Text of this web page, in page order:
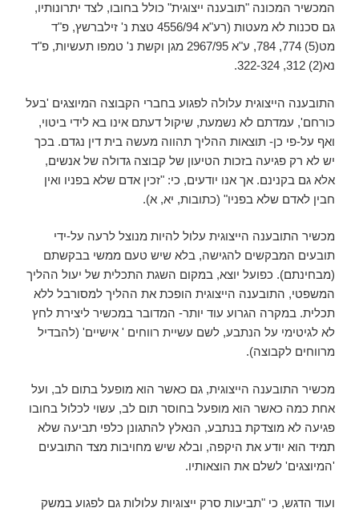
המכשיר המכונה "תובענה ייצוגית" כולל בחובו, לצד יתרונותיו,
גם סכנות לא מעטות (רע"א 4556/94 טצת נ' זילברשץ, פ"ד
מט(5) 774, 784, ע"א 2967/95 מגן וקשת נ' טמפו תעשיות, פ"ד
נא(2) 312, 322-324.
התובענה הייצוגית עלולה לפגוע בחברי הקבוצה המיוצגים 'בעל
כורחם', עמדתם לא נשמעת, שיקול דעתם אינו בא לידי ביטוי,
ואף על-פי כן- תוצאות ההליך תהווה מעשה בית דין נגדם. בכך
יש לא רק פגיעה בזכות הטיעון של קבוצה גדולה של אנשים,
אלא גם בקנינם. אך אנו יודעים, כי: "זכין אדם שלא בפניו ואין
חבין לאדם שלא בפניו" (כתובות, יא, א).
מכשיר התובענה הייצוגית עלול להיות מנוצל לרעה על-ידי
תובעים המבקשים להגישה, בלא שיש טעם ממשי בבקשתם
(מבחינתם). כפועל יוצא, במקום השגת התכלית של יעול ההליך
המשפטי, התובענה הייצוגית הופכת את ההליך למסורבל ללא
תכלית. במקרה הגרוע עוד יותר- המדובר במכשיר ליצירת לחץ
לא לגיטימי על הנתבע, לשם עשיית רווחים ' אישיים' (להבדיל
מרווחים לקבוצה).
מכשיר התובענה הייצוגית, גם כאשר הוא מופעל בתום לב, ועל
אחת כמה כאשר הוא מופעל בחוסר תום לב, עשוי לכלול בחובו
פגיעה לא מוצדקת בנתבע, הנאלץ להתגונן כלפי תביעה שלא
תמיד הוא יודע את היקפה, ובלא שיש מחויבות מצד התובעים
'המיוצגים' לשלם את הוצאותיו.
ועוד הדגש, כי "תביעות סרק ייצוגיות עלולות גם לפגוע במשק